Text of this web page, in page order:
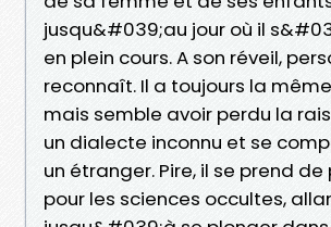
jusqu&#039;au jour où il
en plein cours. A son réveil,
reconnaît. Il a toujours la
mais semble avoir perdu la
un dialecte inconnu et se
un étranger. Pire, il se prend de
pour les sciences occultes,